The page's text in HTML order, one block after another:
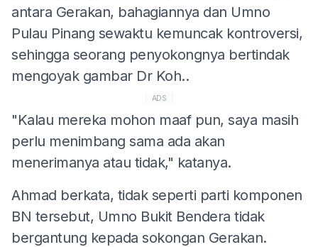
antara Gerakan, bahagiannya dan Umno
Pulau Pinang sewaktu kemuncak kontroversi,
sehingga seorang penyokongnya bertindak
mengoyak gambar Dr Koh..
ADS
"Kalau mereka mohon maaf pun, saya masih
perlu menimbang sama ada akan
menerimanya atau tidak," katanya.
Ahmad berkata, tidak seperti parti komponen
BN tersebut, Umno Bukit Bendera tidak
bergantung kepada sokongan Gerakan.